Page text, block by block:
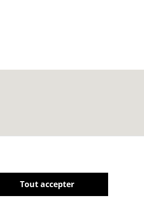
Tout accepter